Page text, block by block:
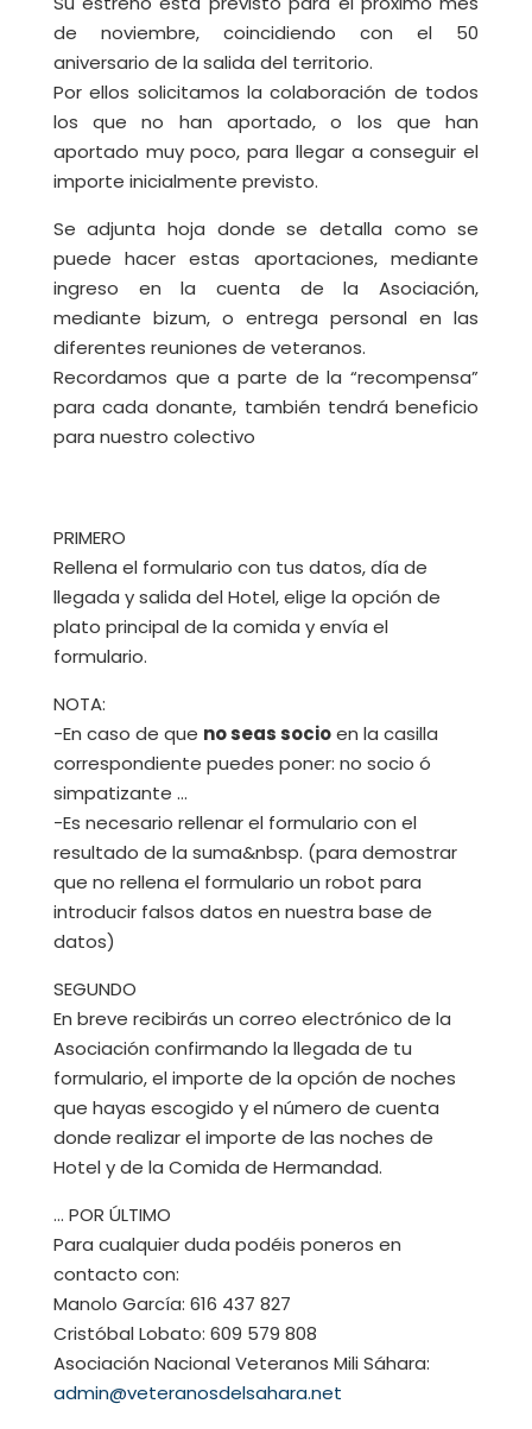
de noviembre, coincidiendo con el 50
aniversario de la salida del territorio.
Por ellos solicitamos la colaboración de todos
los que no han aportado, o los que han
aportado muy poco, para llegar a conseguir el
importe inicialmente previsto.
Se adjunta hoja donde se detalla como se
puede hacer estas aportaciones, mediante
ingreso en la cuenta de la Asociación,
mediante bizum, o entrega personal en las
diferentes reuniones de veteranos.
Recordamos que a parte de la “recompensa”
para cada donante, también tendrá beneficio
para nuestro colectivo
PRIMERO
Rellena el formulario con tus datos, día de
llegada y salida del Hotel, elige la opción de
plato principal de la comida y envía el
formulario.
NOTA:
-En caso de que no seas socioen la casilla
correspondiente puedes poner: no socio ó
simpatizante …
-Es necesario rellenar el formulario con el
resultado de la suma&nbsp. (para demostrar
que no rellena el formulario un robot para
introducir falsos datos en nuestra base de
datos)
SEGUNDO
En breve recibirás un correo electrónico de la
Asociación confirmando la llegada de tu
formulario, el importe de la opción de noches
que hayas escogido y el número de cuenta
donde realizar el importe de las noches de
Hotel y de la Comida de Hermandad.
… POR ÚLTIMO
Para cualquier duda podéis poneros en
contacto con:
Manolo García: 616 437 827
Cristóbal Lobato: 609 579 808
Asociación Nacional Veteranos Mili Sáhara:
admin@veteranosdelsahara.net